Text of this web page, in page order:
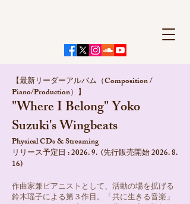
​【最新リーダーアルバム（Composition /
Piano/Production）】
"Where I Belong" Yoko
Suzuki's Wingbeats
Physical CDs & Streaming
リリース予定日 : 2026. 9. (先行販売開始2026. 8.
16)
作曲家兼ピアニストとして、活動の場を拡げる
鈴木瑶子による第３作目。「共に生きる音楽」